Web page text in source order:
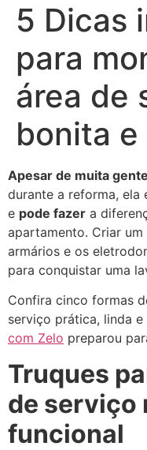
5 Dicas
para
área de
bonita
Apesar de muita
durante a reforma, ela
e pode fazer a
apartamento. Criar
armários e os
para conquistar uma
Confira cinco formas
serviço prática, linda
com Zelo preparou
Truques
de serviço
funcional